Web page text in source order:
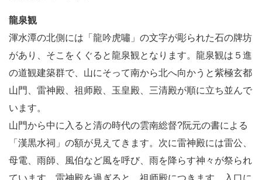
龍泉観
渾水潭の北側には「龍吟虎嘯」の文字が彫られた石の牌坊
があり、そこをくぐると龍泉観となります。龍泉観は５進
の道観建築群で、山にそって南から北へ向かうと紫極玄都
山門、雷神殿、祖师殿、玉皇殿、三清殿が順に立ち並んで
います。
山門から中に入ると清の時代の雲南総督?阮元の書による
「漢黒水祠」の額が見えてきます。次に雷神殿には雷公、
母電、雨師、風伯など風を呼び、雨を降らす神々が祭られ
ています。雷神殿を過ぎると、祖师殿につきます。入口に